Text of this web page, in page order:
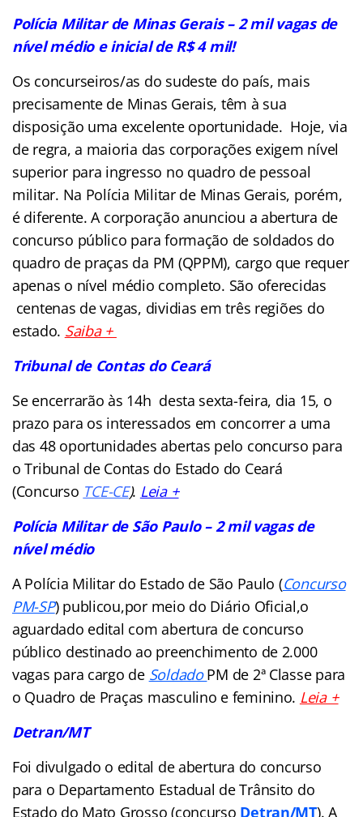
Polícia Militar de Minas Gerais – 2 mil vagas de
nível médio e inicial de R$ 4 mil!
Os concurseiros/as do sudeste do país, mais
precisamente de Minas Gerais, têm à sua
disposição uma excelente oportunidade. Hoje, via
de regra, a maioria das corporações exigem nível
superior para ingresso no quadro de pessoal
militar. Na Polícia Militar de Minas Gerais, porém,
é diferente. A corporação anunciou a abertura de
concurso público para formação de soldados do
quadro de praças da PM (QPPM), cargo que requer
apenas o nível médio completo. São oferecidas
centenas de vagas, dividias em três regiões do
estado. Saiba +
Tribunal de Contas do Ceará
Se encerrarão às 14h desta sexta-feira, dia 15, o
prazo para os interessados em concorrer a uma
das 48 oportunidades abertas pelo concurso para
o Tribunal de Contas do Estado do Ceará
(Concurso TCE-CE). Leia +
Polícia Militar de São Paulo – 2 mil vagas de
nível médio
A Polícia Militar do Estado de São Paulo (Concurso
PM-SP) publicou,por meio do Diário Oficial,o
aguardado edital com abertura de concurso
público destinado ao preenchimento de 2.000
vagas para cargo de SoldadoPM de 2ª Classe para
o Quadro de Praças masculino e feminino. Leia +
Detran/MT
Foi divulgado o edital de abertura do concurso
para o Departamento Estadual de Trânsito do
Estado do Mato Grosso (concurso Detran/MT). A